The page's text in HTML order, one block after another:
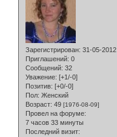
Зарегистрирован: 31-05-2012
Приглашений: 0
Сообщений: 32
Уважение: [+1/-0]
Позитив: [+0/-0]
Пол: Женский
Возраст: 49 [1976-08-09]
Провел на форуме:
7 часов 33 минуты
Последний визит: